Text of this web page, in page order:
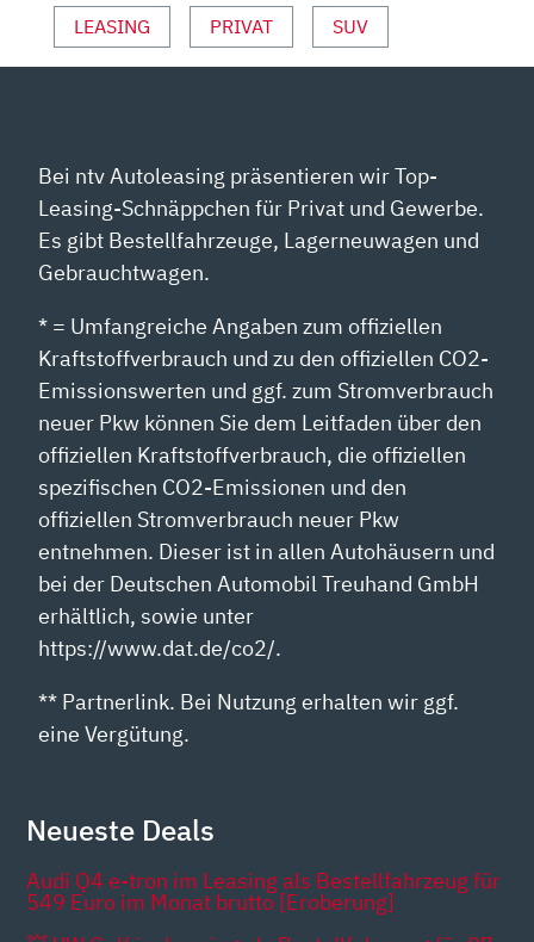
LEASING PRIVAT SUV
Bei ntv Autoleasing präsentieren wir Top-
Leasing-Schnäppchen für Privat und Gewerbe.
Es gibt Bestellfahrzeuge, Lagerneuwagen und
Gebrauchtwagen.
* = Umfangreiche Angaben zum offiziellen
Kraftstoffverbrauch und zu den offiziellen CO2-
Emissionswerten und ggf. zum Stromverbrauch
neuer Pkw können Sie dem Leitfaden über den
offiziellen Kraftstoffverbrauch, die offiziellen
spezifischen CO2-Emissionen und den
offiziellen Stromverbrauch neuer Pkw
entnehmen. Dieser ist in allen Autohäusern und
bei der Deutschen Automobil Treuhand GmbH
erhältlich, sowie unter
https://www.dat.de/co2/.
** Partnerlink. Bei Nutzung erhalten wir ggf.
eine Vergütung.
Neueste Deals
Audi Q4 e-tron im Leasing als Bestellfahrzeug für
549 Euro im Monat brutto [Eroberung]